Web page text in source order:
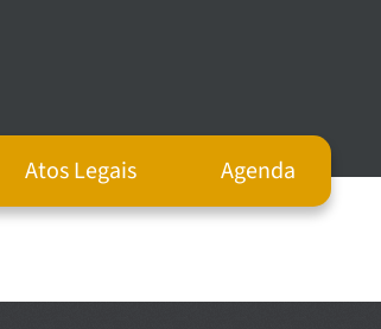
Atos Legais Agenda